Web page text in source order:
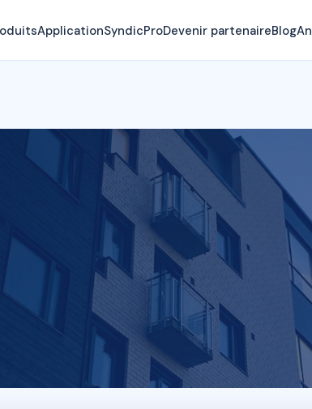
ApplicationSyndicProDevenir partenaireBlog